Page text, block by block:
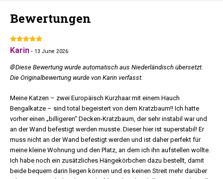
Bewertungen
Karin - 13 June 2026
🌐 Diese Bewertung wurde automatisch aus Niederländisch übersetzt.
Die Originalbewertung wurde von Karin verfasst.
Meine Katzen – zwei Europäisch Kurzhaar mit einem Hauch
Bengalkatze – sind total begeistert von dem Kratzbaum!! Ich hatte
vorher einen „billigeren“ Decken-Kratzbaum, der sehr instabil war und
an der Wand befestigt werden musste. Dieser hier ist superstabil! Er
muss nicht an der Wand befestigt werden und ist daher perfekt für
meine kleine Wohnung und den Platz, an dem ich ihn aufstellen wollte.
Ich habe noch ein zusätzliches Hängekörbchen dazu bestellt, damit
beide bequem darin liegen können und es keinen Streit mehr darüber